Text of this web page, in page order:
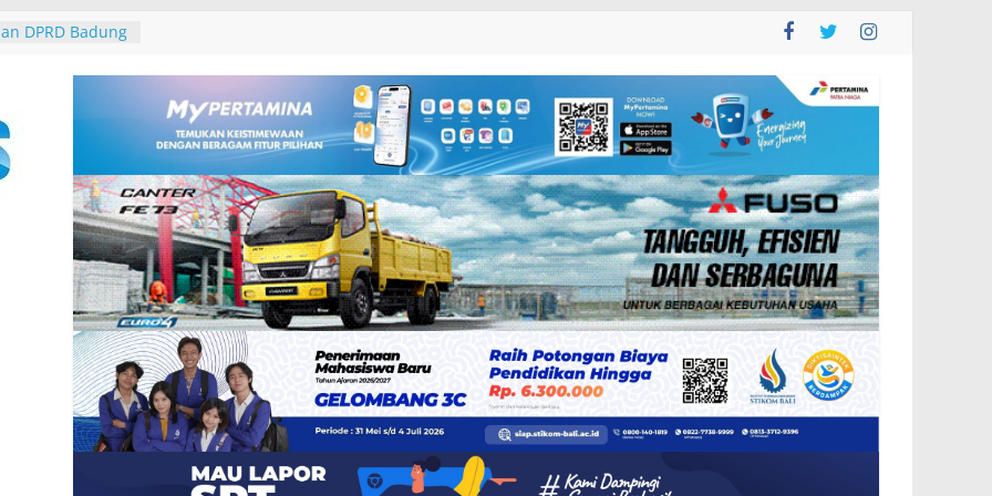
Padangbai
DPRD Badung
2027, Belanja
14,2 Triliun
Umum
dan Ahli Waris
Kwarcab
di Jambore
di Desa Adat
Jaga Persatuan